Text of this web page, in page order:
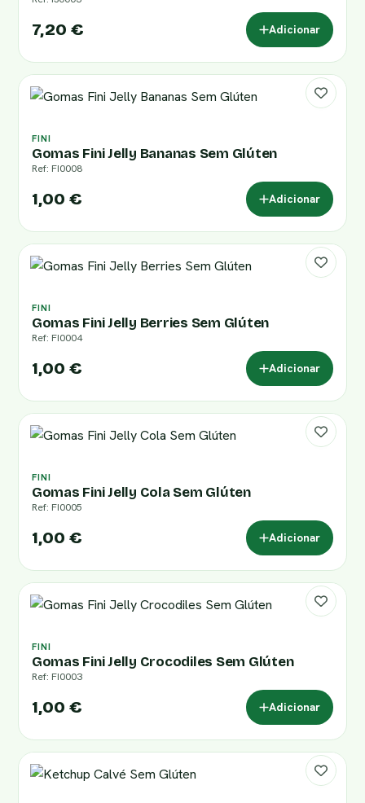
7,20 € Adicionar
FINI
Gomas Fini Jelly Bananas Sem Glúten
Ref: FI0008
1,00 € Adicionar
FINI
Gomas Fini Jelly Berries Sem Glúten
Ref: FI0004
1,00 € Adicionar
FINI
Gomas Fini Jelly Cola Sem Glúten
Ref: FI0005
1,00 € Adicionar
FINI
Gomas Fini Jelly Crocodiles Sem Glúten
Ref: FI0003
1,00 € Adicionar